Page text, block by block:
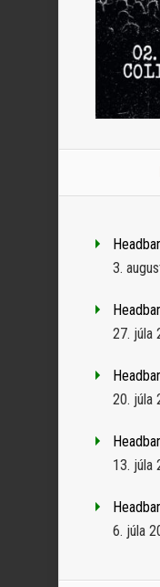
3.
27. júla
20. júla
13. júla
6. júla